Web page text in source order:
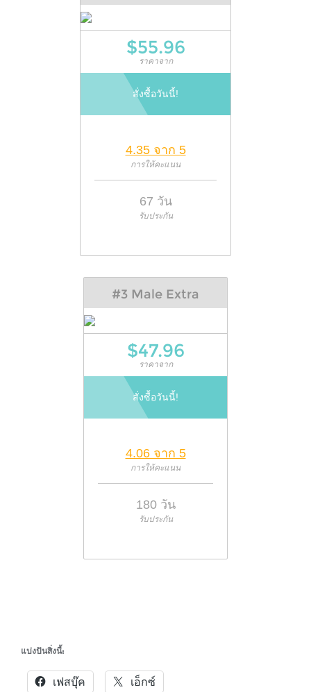
$55.96
ราคาจาก
สั่งซื้อวันนี้!
4.35 จาก 5
การให้คะแนน
67 วัน
รับประกัน
#3 Male Extra
$47.96
ราคาจาก
สั่งซื้อวันนี้!
4.06 จาก 5
การให้คะแนน
180 วัน
รับประกัน
แบ่งปันสิ่งนี้:
เฟสบุ๊ค เอ็กซ์